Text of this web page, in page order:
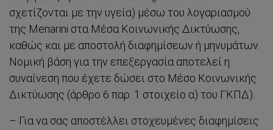
σχετίζονται με την υγεία) μέσω του λογαριασμού
της Menarini στα Μέσα Κοινωνικής Δικτύωσης,
καθώς και με αποστολή διαφημίσεων ή μηνυμάτων.
Νομική βάση για την επεξεργασία αποτελεί η
συναίνεση που έχετε δώσει στο Μέσο Κοινωνικής
Δικτύωσης (άρθρο 6 παρ. 1 στοιχείο α) του ΓΚΠΔ).
– Για να σας αποστέλλει στοχευμένες διαφημίσεις